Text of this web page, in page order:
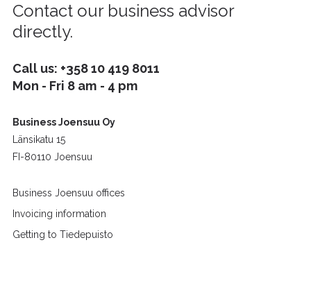
Contact our business advisor
directly.
Call us: +358 10 419 8011
Mon - Fri 8 am - 4 pm
Business Joensuu Oy
Länsikatu 15
FI-80110 Joensuu
Business Joensuu offices
Invoicing information
Getting to Tiedepuisto